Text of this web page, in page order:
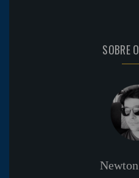
SOBRE